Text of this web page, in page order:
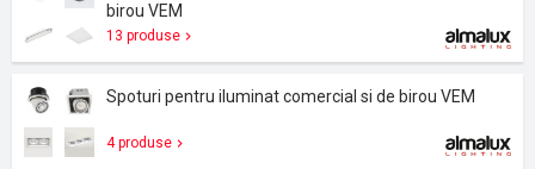
birou VEM
13 produse
Spoturi pentru iluminat comercial si de birou VEM
4 produse